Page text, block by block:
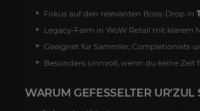
Fokus auf den relevanten Boss-Drop in
Legacy-Farm in WoW Retail mit klarem
Geeignet für Sammler, Completionists
Besonders sinnvoll, wenn du keine
WARUM GEFESSELTER UR'ZUL